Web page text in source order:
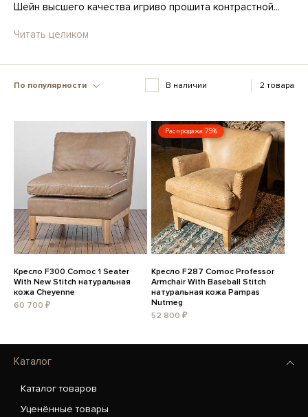
Шейн высшего качества игриво прошита контрастной...
Читать целиком
По популярности В наличии 2 товара
Кресло F300 Comoc 1 Seater
With New Stitch натуральная
кожа Cheyenne
60 700 ₽
Распродажа 75%
Кресло F287 Comoc Professor
Armchair With Baseball Stitch
натуральная кожа Pampas
Nutmeg
52 800 ₽
Каталог
Каталог товаров
Уценённые товары